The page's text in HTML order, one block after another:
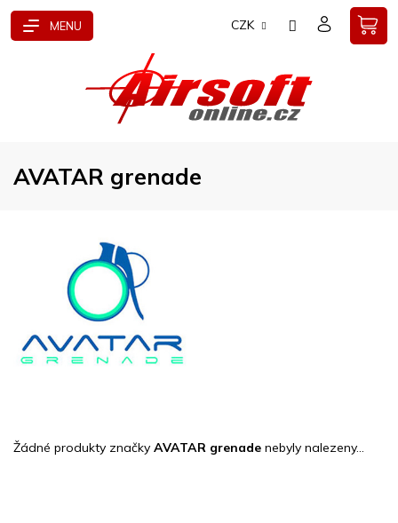
Přejít
CZK
AVATAR grenade
Žádné produkty značky AVATAR grenade nebyly nalezeny...